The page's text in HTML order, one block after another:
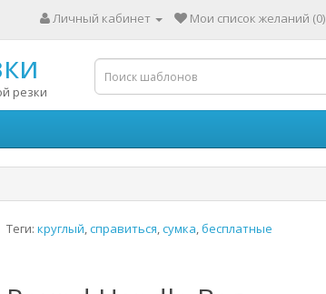
Личный кабинет Мои список желаний (0)
резки
Теги: круглый,справиться,сумка,бесплатные